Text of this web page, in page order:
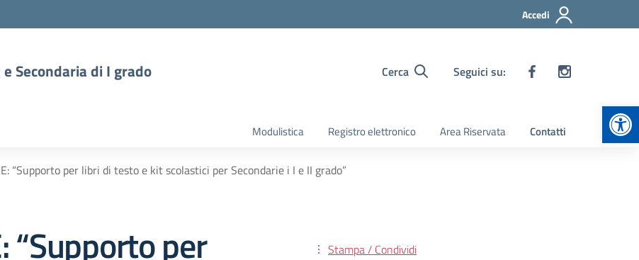
Accedi
Secondaria di I grado
Cerca Seguici su:
Modulistica Registro elettronico Area Riservata Contatti
“Supporto per libri di testo e kit scolastici per Secondarie i I e II grado”
“Supporto per
Stampa / Condividi